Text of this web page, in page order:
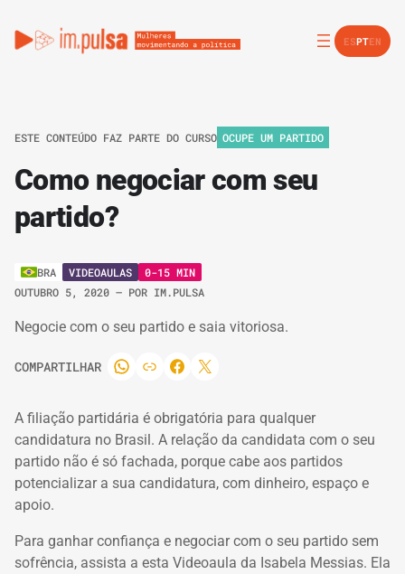
ESPTEN
ESTE CONTEÚDO FAZ PARTE DO CURSO OCUPE UM PARTIDO
Como negociar com seu
partido?
BRA VIDEOAULAS
0-15 MIN
OUTUBRO 5, 2020 – POR IM.PULSA
Negocie com o seu partido e saia vitoriosa.
COMPARTILHAR
A filiação partidária é obrigatória para qualquer
candidatura no Brasil. A relação da candidata com o seu
partido não é só fachada, porque cabe aos partidos
potencializar a sua candidatura, com dinheiro, espaço e
apoio.
Para ganhar confiança e negociar com o seu partido sem
sofrência, assista a esta Videoaula da Isabela Messias. Ela